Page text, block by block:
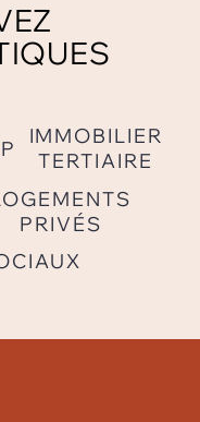
IMMOBILIER
TERTIAIRE
PRIVÉS